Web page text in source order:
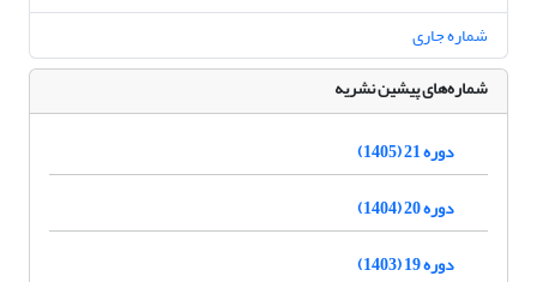
شماره جاری
شماره‌های پیشین نشریه
دوره 21 (1405)
دوره 20 (1404)
دوره 19 (1403)